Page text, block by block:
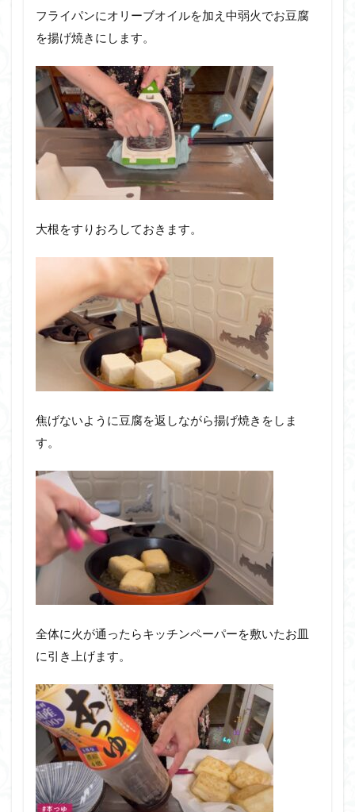
フライパンにオリーブオイルを加え中弱火でお豆腐
を揚げ焼きにします。
大根をすりおろしておきます。
焦げないように豆腐を返しながら揚げ焼きをしま
す。
全体に火が通ったらキッチンペーパーを敷いたお皿
に引き上げます。